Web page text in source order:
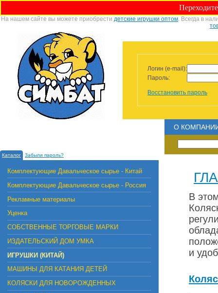
На нашем сайте вы можете приобрести детские игрушки оптом. Всегда в
Логин (e-mail):
Пароль:
Восстановить пароль
Каталог Забыли пароль?
О
Комплектующие Давальческое сырье - Китай
Комплектующие Давальческое сырье - Россия
Рекламные материалы
Уценка
СОБСТВЕННЫЕ ТОРГОВЫЕ МАРКИ
ИЗДАТЕЛЬСКИЙ ДОМ УМКА
ИГРУШКИ (КИТАЙ)
МАШИНЫ ДЛЯ КАТАНИЯ ДЕТЕЙ
КОЛЯСКИ ДЛЯ НОВОРОЖДЕННЫХ
В
и